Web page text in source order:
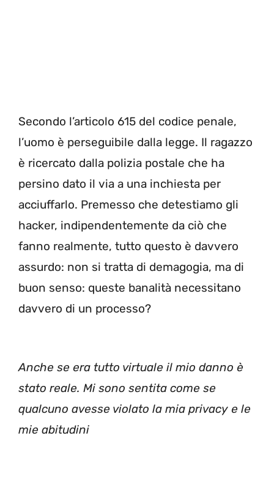
Secondo l’articolo 615 del codice penale,
l’uomo è perseguibile dalla legge. Il ragazzo
è ricercato dalla polizia postale che ha
persino dato il via a una inchiesta per
acciuffarlo. Premesso che detestiamo gli
hacker, indipendentemente da ciò che
fanno realmente, tutto questo è davvero
assurdo: non si tratta di demagogia, ma di
buon senso: queste banalità necessitano
davvero di un processo?
Anche se era tutto virtuale il mio danno è
stato reale. Mi sono sentita come se
qualcuno avesse violato la mia privacy e le
mie abitudini